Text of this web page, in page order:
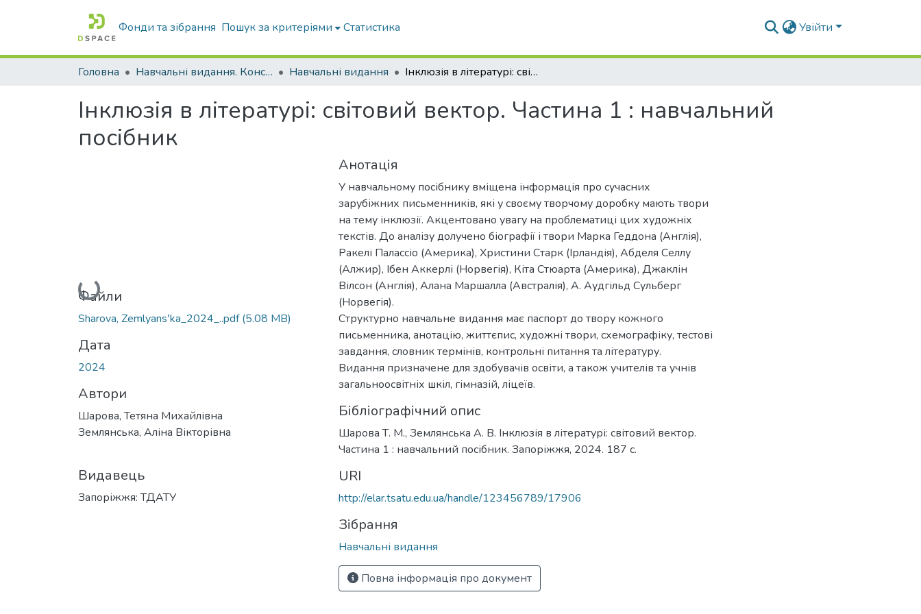
Фонди та зібрання Пошук за критеріями Статистика Увійти
Головна Навчальні видання. Конспекти лекцій Навчальні видання Інклюзія в літературі: світовий вектор. Частина 1 : навчальний посібник
Інклюзія в літературі: світовий вектор. Частина 1 : навчальний
посібник
Вантажиться...
Файли
Sharova, Zemlyansʹka_2024_..pdf(5.08 MB)
Дата
2024
Автори
Шарова, Тетяна Михайлівна
Землянська, Аліна Вікторівна
Видавець
Запоріжжя: ТДАТУ
Анотація
У навчальному посібнику вміщена інформація про сучасних
зарубіжних письменників, які у своєму творчому доробку мають твори
на тему інклюзії. Акцентовано увагу на проблематиці цих художніх
текстів. До аналізу долучено біографії і твори Марка Геддона (Англія),
Ракелі Палассіо (Америка), Христини Старк (Ірландія), Абделя Селлу
(Алжир), Ібен Аккерлі (Норвегія), Кіта Стюарта (Америка), Джаклін
Вілсон (Англія), Алана Маршалла (Австралія), А. Аудгільд Сульберг
(Норвегія).
Структурно навчальне видання має паспорт до твору кожного
письменника, анотацію, життєпис, художні твори, схемографіку, тестові
завдання, словник термінів, контрольні питання та літературу.
Видання призначене для здобувачів освіти, а також учителів та учнів
загальноосвітніх шкіл, гімназій, ліцеїв.
Бібліографічний опис
Шарова Т. М., Землянська А. В. Інклюзія в літературі: світовий вектор.
Частина 1 : навчальний посібник. Запоріжжя, 2024. 187 с.
URI
http://elar.tsatu.edu.ua/handle/123456789/17906
Зібрання
Навчальні видання
Повна інформація про документ